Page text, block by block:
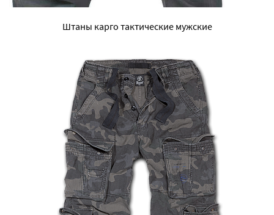
Штаны карго тактические мужские